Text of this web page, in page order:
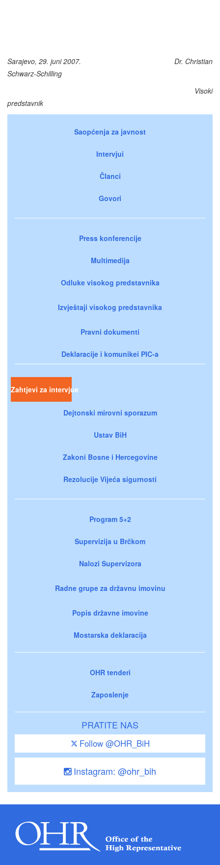
Sarajevo, 29. juni 2007. Dr. Christian
Schwarz-Schilling
Visoki
predstavnik
Saopćenja za javnost
Intervjui
Članci
Govori
Press konferencije
Multimedija
Odluke visokog predstavnika
Izvještaji visokog predstavnika
Pravni dokumenti
Deklaracije i komunikei PIC-a
Zahtjevi za intervjue
Dejtonski mirovni sporazum
Ustav BiH
Zakoni Bosne i Hercegovine
Rezolucije Vijeća sigurnosti
Program 5+2
Supervizija u Brčkom
Nalozi Supervizora
Radne grupe za državnu imovinu
Popis državne imovine
Mostarska deklaracija
OHR tenderi
Zaposlenje
PRATITE NAS
Follow @OHR_BiH
Instagram: @ohr_bih